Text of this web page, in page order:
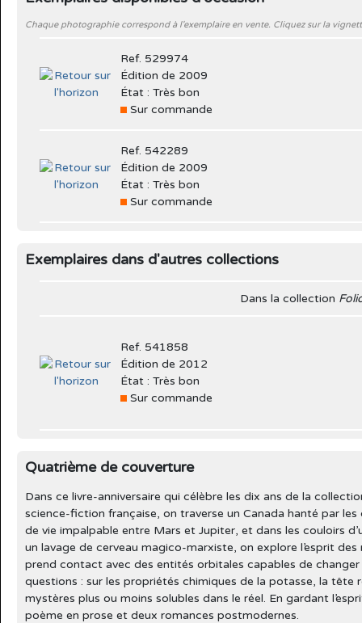
Chaque photographie correspond à l'exemplaire en vente. Cliquez sur la
Ref. 529974
Édition de 2009
État : Très bon
Sur commande
Ref. 542289
Édition de 2009
État : Très bon
Sur commande
Exemplaires dans d'autres collections
Dans la collection
Ref. 541858
Édition de 2012
État : Très bon
Sur commande
Quatrième de couverture
Dans ce livre-anniversaire qui célèbre les dix ans de la
science-fiction française, on traverse un Canada hanté par
de vie impalpable entre Mars et Jupiter, et dans les couloirs
un lavage de cerveau magico-marxiste, on explore l’esprit
prend contact avec des entités orbitales capables de changer
questions : sur les propriétés chimiques de la potasse, la tête
mystères plus ou moins solubles dans le réel. En gardant
poème en prose et deux romances postmodernes.